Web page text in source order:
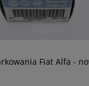
Fiat Alfa -